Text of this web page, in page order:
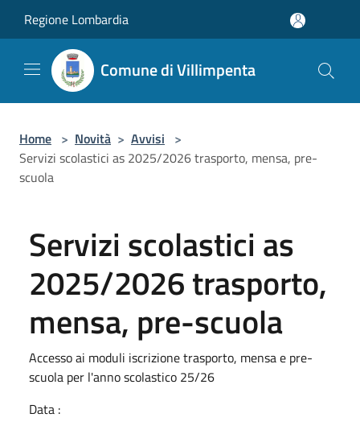
Regione Lombardia
Comune di Villimpenta
Home > Novità > Avvisi >
Servizi scolastici as 2025/2026 trasporto, mensa, pre-
scuola
Servizi scolastici as
2025/2026 trasporto,
mensa, pre-scuola
Accesso ai moduli iscrizione trasporto, mensa e pre-
scuola per l'anno scolastico 25/26
Data :